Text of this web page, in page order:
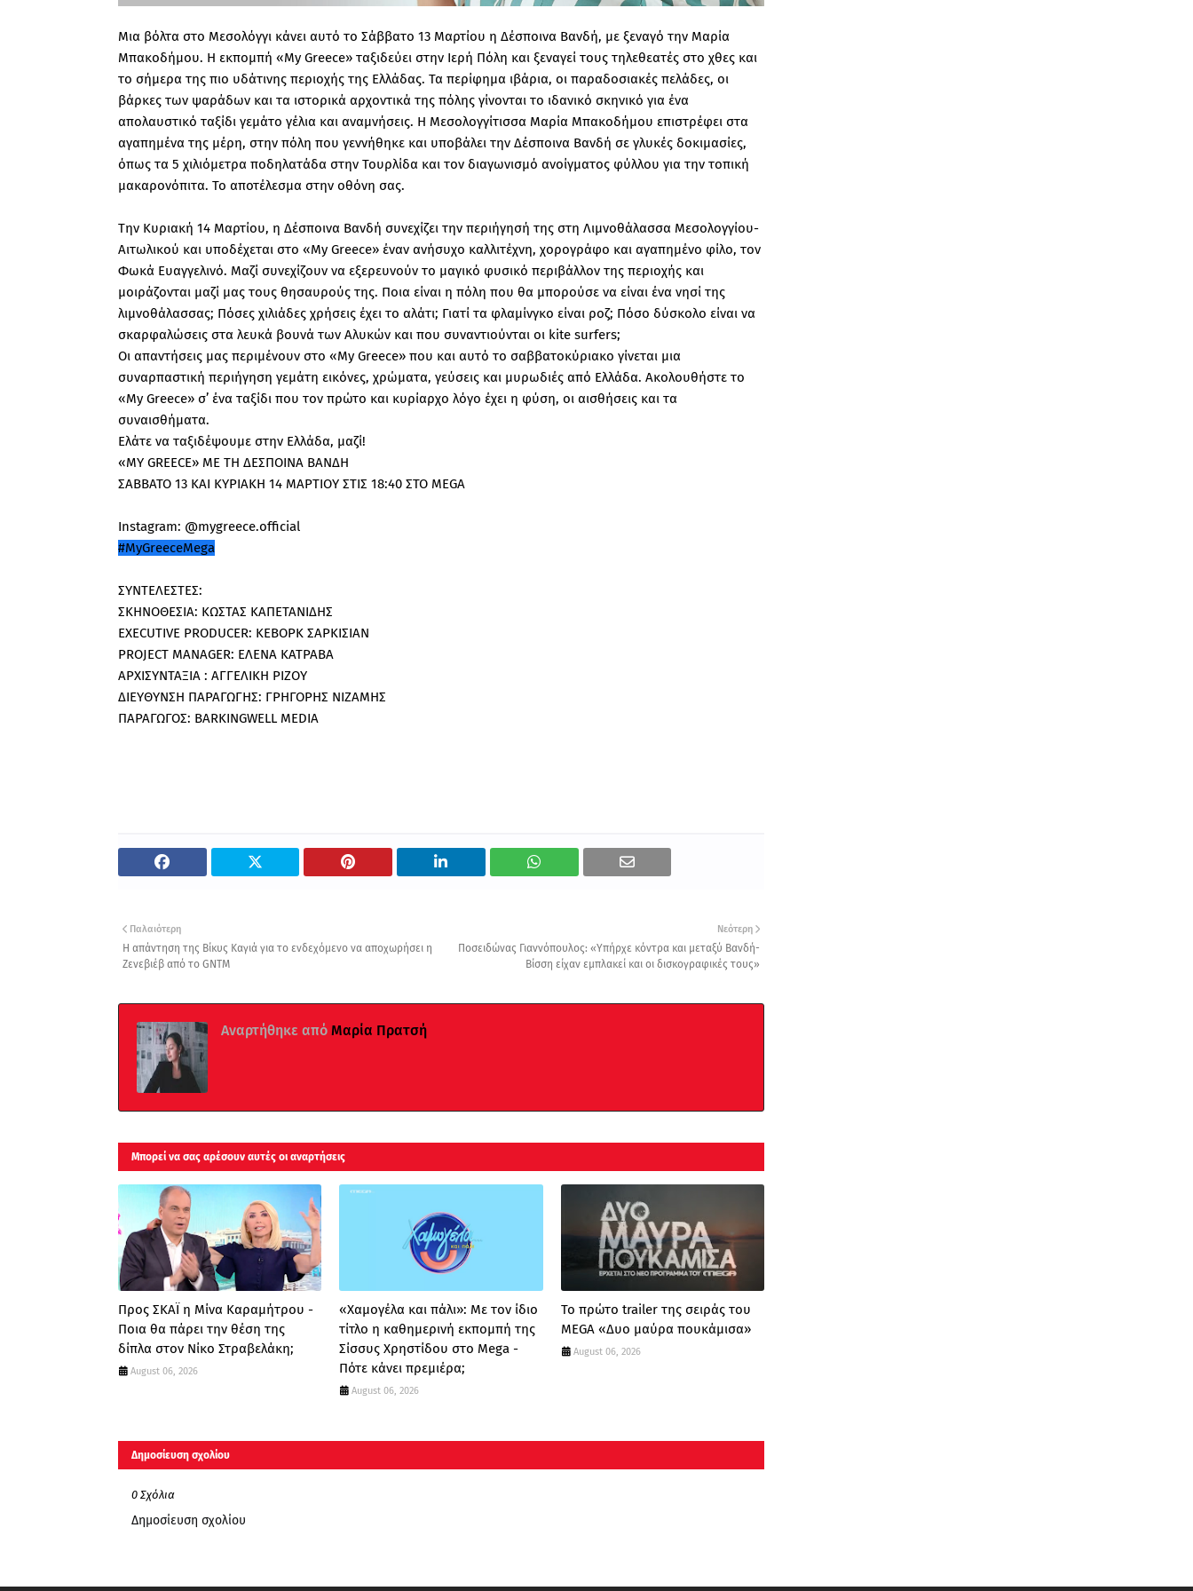
Μια βόλτα στο Μεσολόγγι κάνει αυτό το Σάββατο 13 Μαρτίου η Δέσποινα Βανδή, με ξεναγό την Μαρία
Μπακοδήμου. Η εκπομπή «My Greece» ταξιδεύει στην Ιερή Πόλη και ξεναγεί τους τηλεθεατές στο χθες και
το σήμερα της πιο υδάτινης περιοχής της Ελλάδας. Τα περίφημα ιβάρια, οι παραδοσιακές πελάδες, οι
βάρκες των ψαράδων και τα ιστορικά αρχοντικά της πόλης γίνονται το ιδανικό σκηνικό για ένα
απολαυστικό ταξίδι γεμάτο γέλια και αναμνήσεις. Η Μεσολογγίτισσα Μαρία Μπακοδήμου επιστρέφει στα
αγαπημένα της μέρη, στην πόλη που γεννήθηκε και υποβάλει την Δέσποινα Βανδή σε γλυκές δοκιμασίες,
όπως τα 5 χιλιόμετρα ποδηλατάδα στην Τουρλίδα και τον διαγωνισμό ανοίγματος φύλλου για την τοπική
μακαρονόπιτα. Το αποτέλεσμα στην οθόνη σας.
Την Κυριακή 14 Μαρτίου, η Δέσποινα Βανδή συνεχίζει την περιήγησή της στη Λιμνοθάλασσα Μεσολογγίου-
Αιτωλικού και υποδέχεται στο «My Greece» έναν ανήσυχο καλλιτέχνη, χορογράφο και αγαπημένο φίλο, τον
Φωκά Ευαγγελινό. Μαζί συνεχίζουν να εξερευνούν το μαγικό φυσικό περιβάλλον της περιοχής και
μοιράζονται μαζί μας τους θησαυρούς της. Ποια είναι η πόλη που θα μπορούσε να είναι ένα νησί της
λιμνοθάλασσας; Πόσες χιλιάδες χρήσεις έχει το αλάτι; Γιατί τα φλαμίνγκο είναι ροζ; Πόσο δύσκολο είναι να
σκαρφαλώσεις στα λευκά βουνά των Αλυκών και που συναντιούνται οι kite surfers;
Οι απαντήσεις μας περιμένουν στο «My Greece» που και αυτό το σαββατοκύριακο γίνεται μια
συναρπαστική περιήγηση γεμάτη εικόνες, χρώματα, γεύσεις και μυρωδιές από Ελλάδα. Ακολουθήστε το
«My Greece» σ’ ένα ταξίδι που τον πρώτο και κυρίαρχο λόγο έχει η φύση, οι αισθήσεις και τα
συναισθήματα.
Ελάτε να ταξιδέψουμε στην Ελλάδα, μαζί!
«MY GREECE» ΜΕ ΤΗ ΔΕΣΠΟΙΝΑ ΒΑΝΔΗ
ΣΑΒΒΑΤΟ 13 ΚΑΙ ΚΥΡΙΑΚΗ 14 ΜΑΡΤΙΟΥ ΣΤΙΣ 18:40 ΣΤΟ MEGA
Instagram: @mygreece.official
#MyGreeceMega
ΣΥΝΤΕΛΕΣΤΕΣ:
ΣΚΗΝΟΘΕΣΙΑ: ΚΩΣΤΑΣ ΚΑΠΕΤΑΝΙΔΗΣ
EXECUTIVE PRODUCER: ΚΕΒΟΡΚ ΣΑΡΚΙΣΙΑΝ
PROJECT MANAGER: ΕΛΕΝΑ ΚΑΤΡΑΒΑ
ΑΡΧΙΣΥΝΤΑΞΙΑ : ΑΓΓΕΛΙΚΗ ΡΙΖΟΥ
ΔΙΕΥΘΥΝΣΗ ΠΑΡΑΓΩΓΗΣ: ΓΡΗΓΟΡΗΣ ΝΙΖΑΜΗΣ
ΠΑΡΑΓΩΓΟΣ: BARKINGWELL MEDIA
Νεότερη
Ποσειδώνας Γιαννόπουλος: «Υπήρχε κόντρα και μεταξύ Βανδή-
Βίσση είχαν εμπλακεί και οι δισκογραφικές τους»
Παλαιότερη
Η απάντηση της Βίκυς Καγιά για το ενδεχόμενο να αποχωρήσει η
Ζενεβιέβ από το GNTM
Αναρτήθηκε από Μαρία Πρατσή
Μπορεί να σας αρέσουν αυτές οι αναρτήσεις
Προς ΣΚΑΪ η Μίνα Καραμήτρου -
Ποια θα πάρει την θέση της
δίπλα στον Νίκο Στραβελάκη;
August 06, 2026
«Χαμογέλα και πάλι»: Με τον ίδιο
τίτλο η καθημερινή εκπομπή της
Σίσσυς Χρηστίδου στο Mega -
Πότε κάνει πρεμιέρα;
August 06, 2026
Το πρώτο trailer της σειράς του
MEGA «Δυο μαύρα πουκάμισα»
August 06, 2026
Δημοσίευση σχολίου
0 Σχόλια
Δημοσίευση σχολίου